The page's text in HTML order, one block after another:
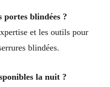
portes blindées ?
et les outils pour
blindées.
la nuit ?